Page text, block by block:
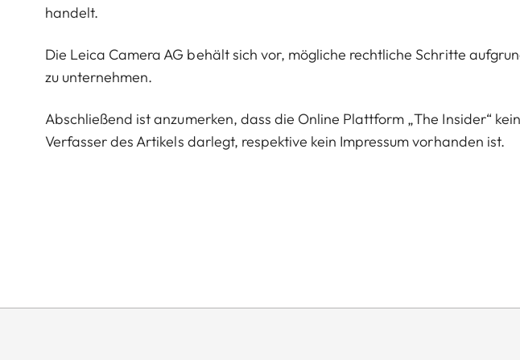
handelt.
Die Leica Camera AG behält sich vor, mögliche rechtliche Schritte
zu unternehmen.
Abschließend ist anzumerken, dass die Online Plattform „The Insider“
Verfasser des Artikels darlegt, respektive kein Impressum vorhanden ist.